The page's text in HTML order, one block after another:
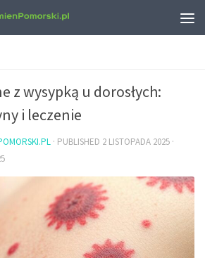
z wysypką u dorosłych:
i leczenie
· PUBLISHED 2 LISTOPADA 2025 ·